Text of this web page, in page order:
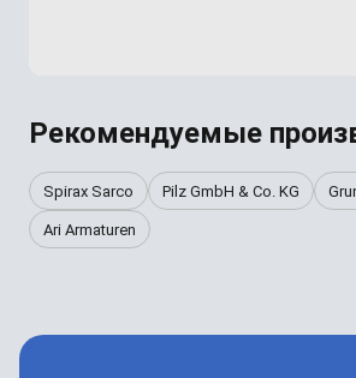
Рекомендуемые
Spirax Sarco Pilz GmbH & Co. KG
Ari Armaturen